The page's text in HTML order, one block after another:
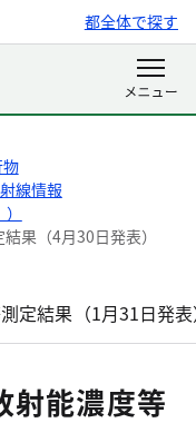
都全体で探す
線情報
果（4月30日発表）
定結果（1月31日発
射能濃度等